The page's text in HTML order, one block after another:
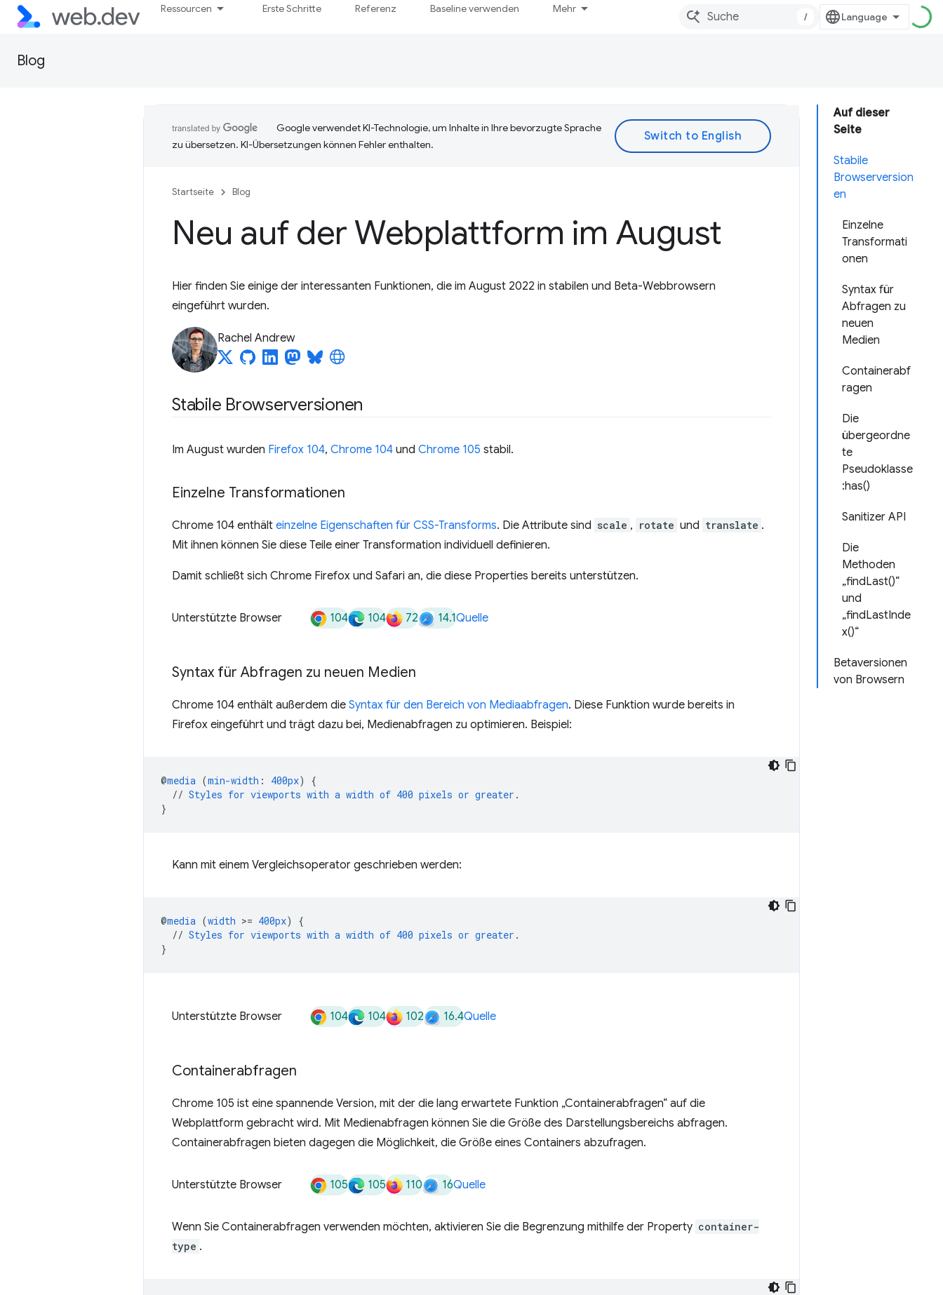
Ressourcen Erste Schritte Referenz Baseline verwenden Mehr
/
Blog
Auf dieser
Seite
Stabile
Browserversion
en
Einzelne
Transformati
onen
Syntax für
Abfragen zu
neuen
Medien
Containerabf
ragen
Die
übergeordne
te
Pseudoklasse
:has()
Sanitizer API
Die
Methoden
„findLast()“
und
„findLastInde
x()“
Betaversionen
von Browsern
Google verwendet KI-Technologie, um Inhalte in Ihre bevorzugte Sprache
zu übersetzen. KI-Übersetzungen können Fehler enthalten.
Startseite Blog
Neu auf der Webplattform im August
Hier finden Sie einige der interessanten Funktionen, die im August 2022 in stabilen und Beta-Webbrowsern
eingeführt wurden.
Rachel Andrew
Stabile Browserversionen
Im August wurden Firefox 104, Chrome 104 und Chrome 105 stabil.
Einzelne Transformationen
Chrome 104 enthält einzelne Eigenschaften für CSS-Transforms. Die Attribute sind scale , rotate und translate .
Mit ihnen können Sie diese Teile einer Transformation individuell definieren.
Damit schließt sich Chrome Firefox und Safari an, die diese Properties bereits unterstützen.
Unterstützte Browser 104 104 72 14.1Quelle
Syntax für Abfragen zu neuen Medien
Chrome 104 enthält außerdem die Syntax für den Bereich von Mediaabfragen. Diese Funktion wurde bereits in
Firefox eingeführt und trägt dazu bei, Medienabfragen zu optimieren. Beispiel:
@media (min-width : 400px)
{
// Styles for viewports with a width of 400 pixels or greater .
}
Kann mit einem Vergleichsoperator geschrieben werden:
@media (width >= 400px)
{
// Styles for viewports with a width of 400 pixels or greater .
}
Unterstützte Browser 104 104 102 16.4Quelle
Containerabfragen
Chrome 105 ist eine spannende Version, mit der die lang erwartete Funktion „Containerabfragen“ auf die
Webplattform gebracht wird. Mit Medienabfragen können Sie die Größe des Darstellungsbereichs abfragen.
Containerabfragen bieten dagegen die Möglichkeit, die Größe eines Containers abzufragen.
Unterstützte Browser 105 105 110 16Quelle
Wenn Sie Containerabfragen verwenden möchten, aktivieren Sie die Begrenzung mithilfe der Property container-
type .